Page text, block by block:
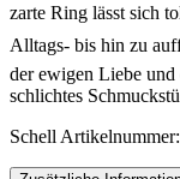
zarte Ring lässt sich
Alltags- bis hin zu
der ewigen Liebe und
schlichtes
Schell